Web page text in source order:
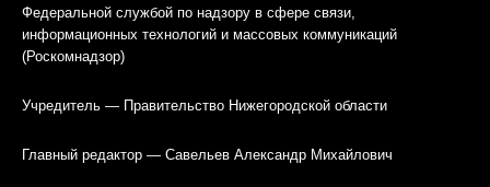
Федеральной службой по надзору в сфере связи,
информационных технологий и массовых коммуникаций
(Роскомнадзор)
Учредитель — Правительство Нижегородской области
Главный редактор — Савельев Александр Михайлович